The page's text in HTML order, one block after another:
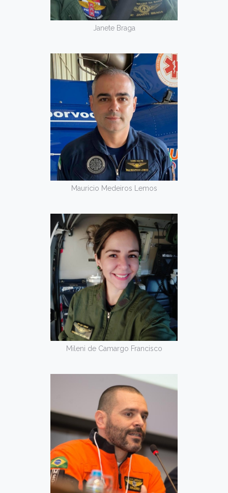
Janete Braga
Mauricio Medeiros Lemos
Mileni de Camargo Francisco